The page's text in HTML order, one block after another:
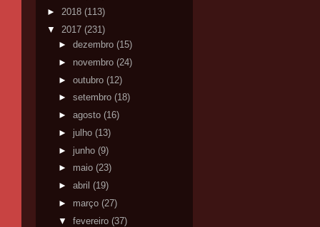
► 2018 (113)
▼ 2017 (231)
► dezembro (15)
► novembro (24)
► outubro (12)
► setembro (18)
► agosto (16)
► julho (13)
► junho (9)
► maio (23)
► abril (19)
► março (27)
▼ fevereiro (37)